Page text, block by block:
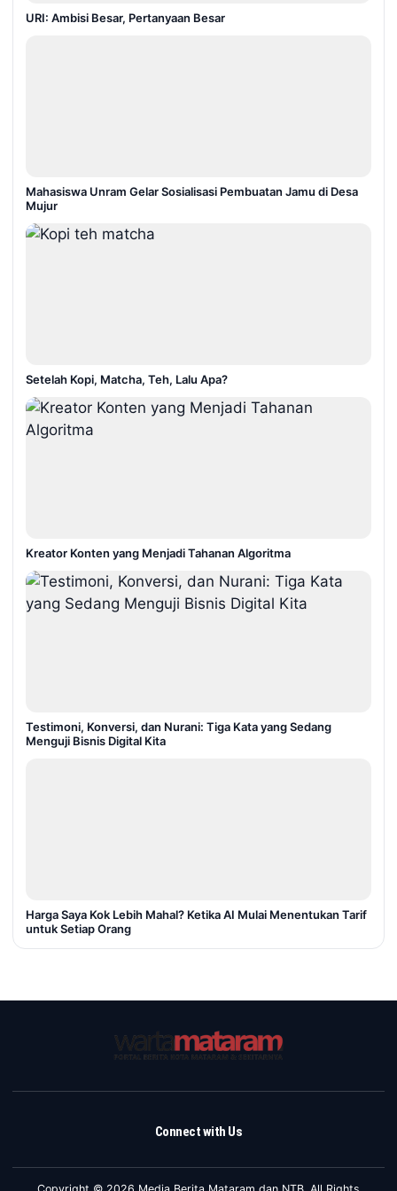
URI: Ambisi Besar, Pertanyaan Besar
Mahasiswa Unram Gelar Sosialisasi Pembuatan Jamu di Desa
Mujur
Setelah Kopi, Matcha, Teh, Lalu Apa?
Kreator Konten yang Menjadi Tahanan Algoritma
Testimoni, Konversi, dan Nurani: Tiga Kata yang Sedang
Menguji Bisnis Digital Kita
Harga Saya Kok Lebih Mahal? Ketika AI Mulai Menentukan Tarif
untuk Setiap Orang
Connect with Us